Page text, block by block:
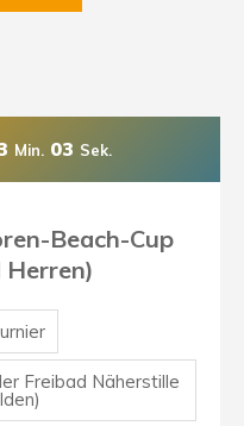
Min. 02 Sek.
Beach-Cup
Herren)
Freibad Näherstille